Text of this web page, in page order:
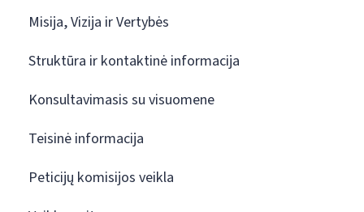
Misija, Vizija ir Vertybės
Struktūra ir kontaktinė informacija
Konsultavimasis su visuomene
Teisinė informacija
Peticijų komisijos veikla